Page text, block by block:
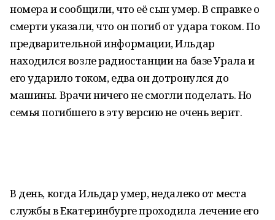
номера и сообщили, что её сын умер. В справке о
смерти указали, что он погиб от удара током. По
предварительной информации, Ильдар
находился возле радиостанции на базе Урала и
его ударило током, едва он дотронулся до
машины. Врачи ничего не смогли поделать. Но
семья погибшего в эту версию не очень верит.
В день, когда Ильдар умер, недалеко от места
службы в Екатеринбурге проходила лечение его